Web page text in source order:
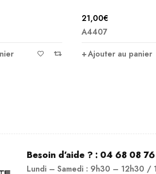
21,00€
A4407
Ajouter au panier
Besoin d’aide ? : 04 68 08 76
Lundi – Samedi : 9h30 – 12h30 /